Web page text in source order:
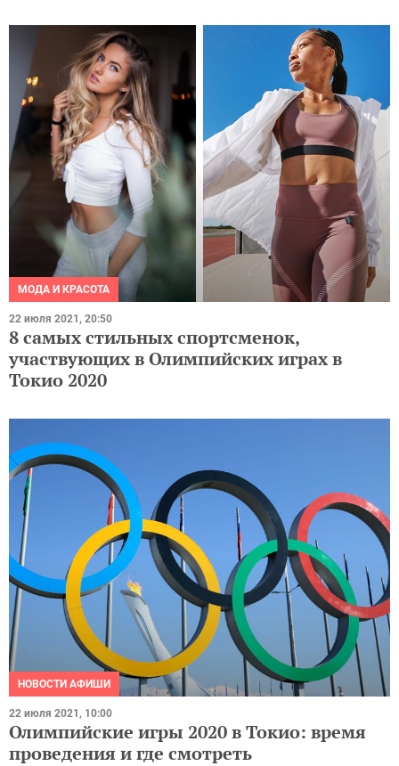
МОДА И КРАСОТА
22 июля 2021, 20:50
8 самых стильных спортсменок,
участвующих в Олимпийских играх в
Токио 2020
НОВОСТИ АФИШИ
22 июля 2021, 10:00
Олимпийские игры 2020 в Токио: время
проведения и где смотреть